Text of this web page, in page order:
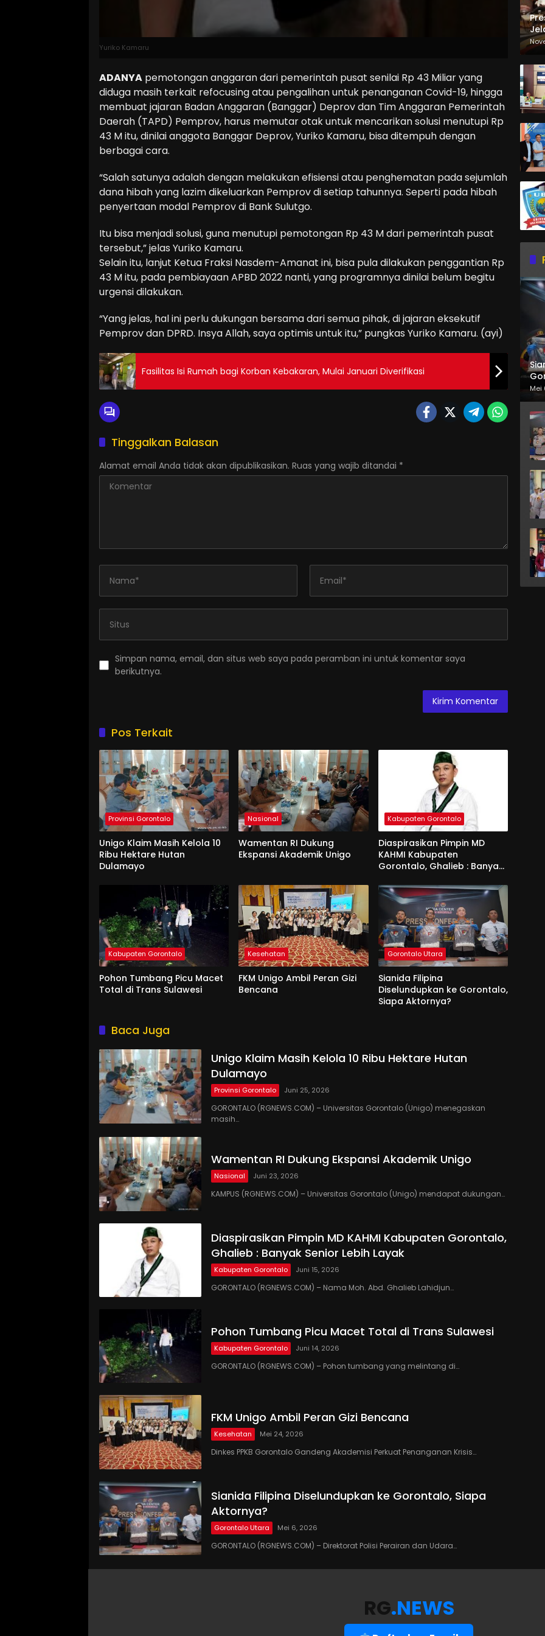
Yuriko Kamaru
ADANYA pemotongan anggaran dari pemerintah pusat senilai Rp 43 Miliar yang
diduga masih terkait refocusing atau pengalihan untuk penanganan Covid-19, hingga
membuat jajaran Badan Anggaran (Banggar) Deprov dan Tim Anggaran Pemerintah
Daerah (TAPD) Pemprov, harus memutar otak untuk mencarikan solusi menutupi Rp
43 M itu, dinilai anggota Banggar Deprov, Yuriko Kamaru, bisa ditempuh dengan
berbagai cara.
“Salah satunya adalah dengan melakukan efisiensi atau penghematan pada sejumlah
dana hibah yang lazim dikeluarkan Pemprov di setiap tahunnya. Seperti pada hibah
penyertaan modal Pemprov di Bank Sulutgo.
Itu bisa menjadi solusi, guna menutupi pemotongan Rp 43 M dari pemerintah pusat
tersebut,” jelas Yuriko Kamaru.
Selain itu, lanjut Ketua Fraksi Nasdem-Amanat ini, bisa pula dilakukan penggantian Rp
43 M itu, pada pembiayaan APBD 2022 nanti, yang programnya dinilai belum begitu
urgensi dilakukan.
“Yang jelas, hal ini perlu dukungan bersama dari semua pihak, di jajaran eksekutif
Pemprov dan DPRD. Insya Allah, saya optimis untuk itu,” pungkas Yuriko Kamaru. (ayi)
Fasilitas Isi Rumah bagi Korban Kebakaran, Mulai Januari Diverifikasi
Tinggalkan Balasan
Alamat email Anda tidak akan dipublikasikan. Ruas yang wajib ditandai *
Simpan nama, email, dan situs web saya pada peramban ini untuk komentar saya
berikutnya.
Pos Terkait
Provinsi Gorontalo
Unigo Klaim Masih Kelola 10
Ribu Hektare Hutan
Dulamayo
Nasional
Wamentan RI Dukung
Ekspansi Akademik Unigo
Kabupaten Gorontalo
Diaspirasikan Pimpin MD
KAHMI Kabupaten
Gorontalo, Ghalieb : Banyak
Kabupaten Gorontalo
Pohon Tumbang Picu Macet
Total di Trans Sulawesi
Kesehatan
FKM Unigo Ambil Peran Gizi
Bencana
Gorontalo Utara
Sianida Filipina
Diselundupkan ke Gorontalo,
Siapa Aktornya?
Baca Juga
Unigo Klaim Masih Kelola 10 Ribu Hektare Hutan
Dulamayo
Provinsi Gorontalo Juni 25, 2026
GORONTALO (RGNEWS.COM) – Universitas Gorontalo (Unigo) menegaskan
masih…
Wamentan RI Dukung Ekspansi Akademik Unigo
Nasional Juni 23, 2026
KAMPUS (RGNEWS.COM) – Universitas Gorontalo (Unigo) mendapat dukungan…
Diaspirasikan Pimpin MD KAHMI Kabupaten Gorontalo,
Ghalieb : Banyak Senior Lebih Layak
Kabupaten Gorontalo Juni 15, 2026
GORONTALO (RGNEWS.COM) – Nama Moh. Abd. Ghalieb Lahidjun…
Pohon Tumbang Picu Macet Total di Trans Sulawesi
Kabupaten Gorontalo Juni 14, 2026
GORONTALO (RGNEWS.COM) – Pohon tumbang yang melintang di…
FKM Unigo Ambil Peran Gizi Bencana
Kesehatan Mei 24, 2026
Dinkes PPKB Gorontalo Gandeng Akademisi Perkuat Penanganan Krisis…
Sianida Filipina Diselundupkan ke Gorontalo, Siapa
Aktornya?
Gorontalo Utara Mei 6, 2026
GORONTALO (RGNEWS.COM) – Direktorat Polisi Perairan dan Udara…
Mei
RG.NEWS